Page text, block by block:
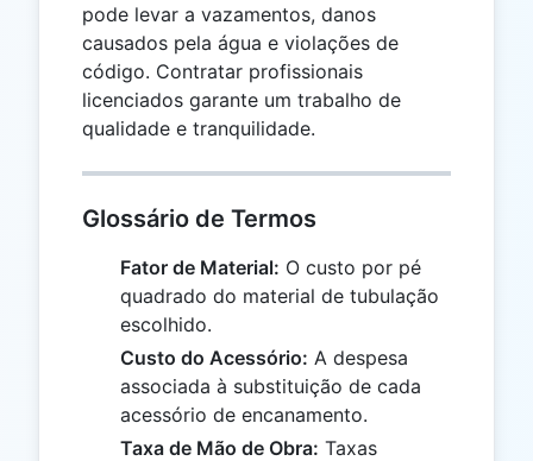
pode levar a vazamentos, danos
causados pela água e violações de
código. Contratar profissionais
licenciados garante um trabalho de
qualidade e tranquilidade.
Glossário de Termos
Fator de Material: O custo por pé
quadrado do material de tubulação
escolhido.
Custo do Acessório: A despesa
associada à substituição de cada
acessório de encanamento.
Taxa de Mão de Obra: Taxas